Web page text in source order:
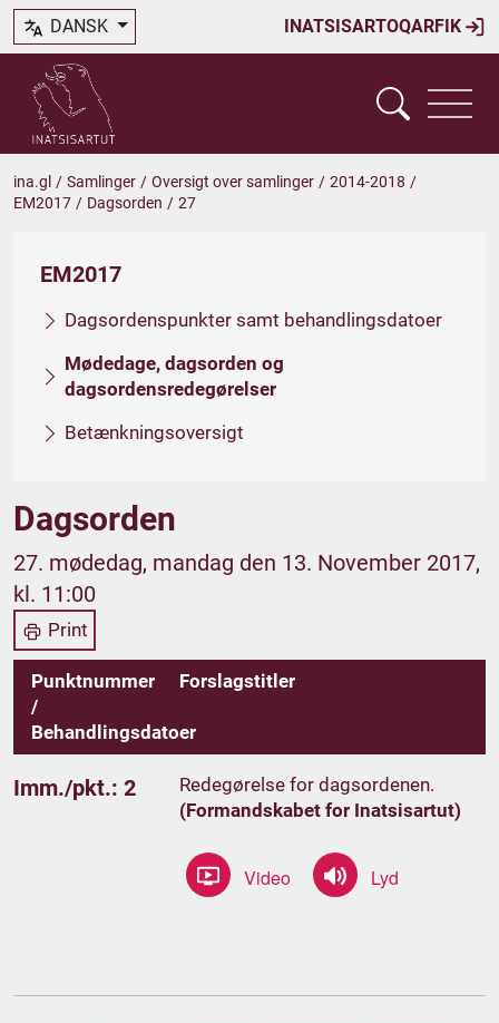
INATSISARTOQARFIK
DANSK
ina.gl / Samlinger / Oversigt over samlinger / 2014-2018 /
EM2017 / Dagsorden / 27
EM2017
Dagsordenspunkter samt behandlingsdatoer
Mødedage, dagsorden og
dagsordensredegørelser
Betænkningsoversigt
Dagsorden
27. mødedag, mandag den 13. November 2017,
kl. 11:00
Print
Punktnummer
/
Behandlingsdatoer
Forslagstitler
Imm./pkt.: 2
Redegørelse for dagsordenen.
(Formandskabet for Inatsisartut)